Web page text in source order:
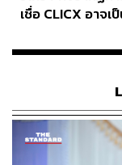
เชื่อ CLICX อาจ
เรือนไทยที่ถูกซุกไว้